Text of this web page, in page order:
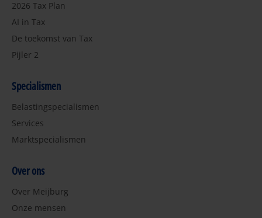
2026 Tax Plan
AI in Tax
De toekomst van Tax
Pijler 2
Specialismen
Belastingspecialismen
Services
Marktspecialismen
Over ons
Over Meijburg
Onze mensen